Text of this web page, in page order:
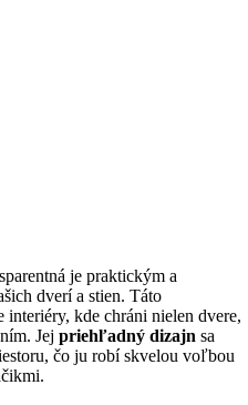
je praktickým a
dverí a stien. Táto
interiéry, kde chráni nielen dvere,
Jej priehľadný dizajn sa
čo ju robí skvelou voľbou